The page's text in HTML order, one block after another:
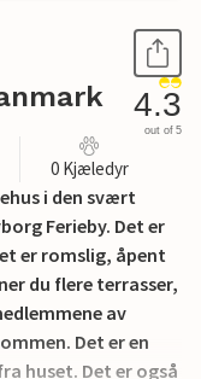
4.3
out of 5
0 Kjæledyr
i den svært
Ferieby. Det er
er romslig, åpent
du flere terrasser,
av
Det er en
huset. Det er også